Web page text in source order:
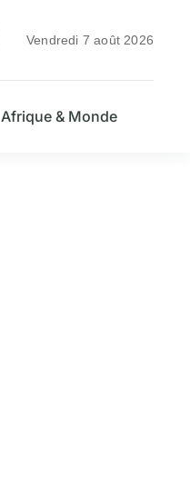
Vendredi 7 août 2026
Afrique & Monde